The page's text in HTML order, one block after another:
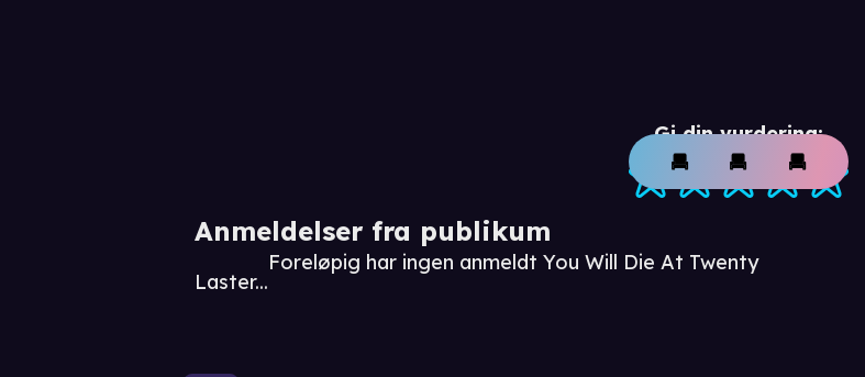
Gi din vurdering:
Anmeldelser fra publikum
Laster...
Foreløpig har ingen anmeldt You Will Die At Twenty